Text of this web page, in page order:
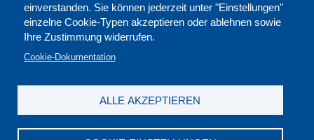
einverstanden. Sie können jederzeit unter "Einstellungen"
einzelne Cookie-Typen akzeptieren oder ablehnen sowie
Ihre Zustimmung widerrufen.
Cookie-Dokumentation
ALLE AKZEPTIEREN